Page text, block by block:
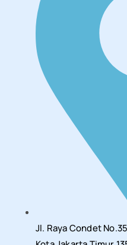
Jl. Raya Condet